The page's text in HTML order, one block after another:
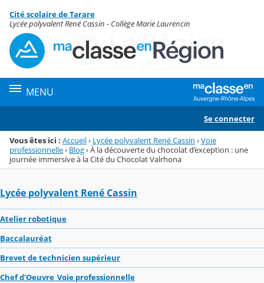
Menu de la rubrique
Contenu
Cité scolaire de Tarare
Lycée polyvalent René Cassin - Collège Marie Laurencin
MENU
Se connecter
Vous êtes ici : Accueil› Lycée polyvalent René Cassin ›Voie
professionnelle› Blog›À la découverte du chocolat d’exception : une
journée immersive à la Cité du Chocolat Valrhona
Lycée polyvalent René Cassin
Atelier robotique
Baccalauréat
Brevet de technicien supérieur
Chef d'Oeuvre_Voie professionnelle